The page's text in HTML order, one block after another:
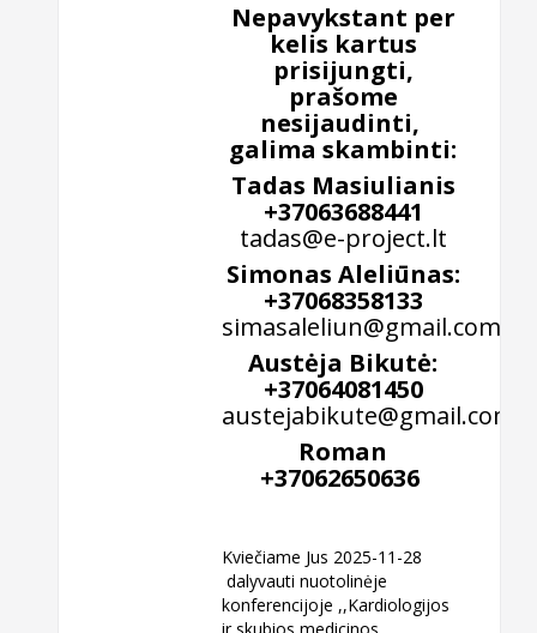
Nepavykstant per
kelis kartus
prisijungti,
prašome
nesijaudinti,
galima skambinti:
Tadas Masiulianis
+37063688441
tadas@e-project.lt
Simonas Aleliūnas:
+37068358133
simasaleliun@gmail.com
Austėja Bikutė:
+37064081450
austejabikute@gmail.com
Roman
+37062650636
Kviečiame Jus 2025-11-28
dalyvauti nuotolinėje
konferencijoje ,,Kardiologijos